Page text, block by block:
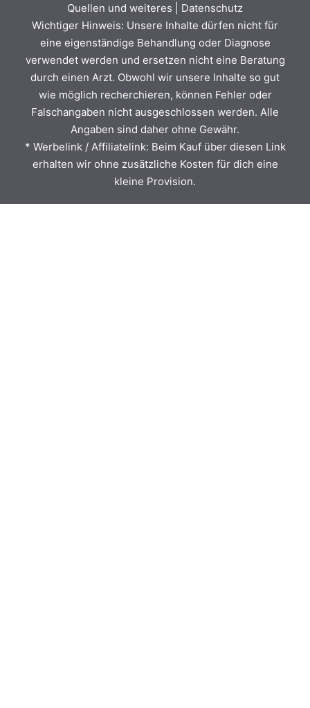
Quellen und weiteres
Datenschutz
Wichtiger Hinweis: Unsere Inhalte dürfen nicht für
eine eigenständige Behandlung oder Diagnose
verwendet werden und ersetzen nicht eine Beratung
durch einen Arzt. Obwohl wir unsere Inhalte so gut
wie möglich recherchieren, können Fehler oder
Falschangaben nicht ausgeschlossen werden. Alle
Angaben sind daher ohne Gewähr.
* Werbelink / Affiliatelink: Beim Kauf über diesen Link
erhalten wir ohne zusätzliche Kosten für dich eine
kleine Provision.